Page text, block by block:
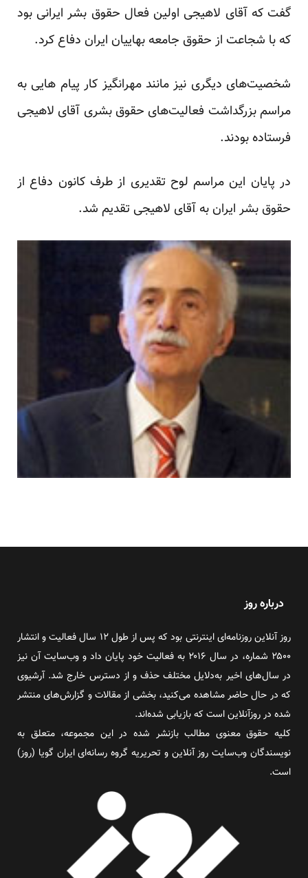
گفت که آقای لاهیجی اولین فعال حقوق بشر ایرانی بود
که با شجاعت از حقوق جامعه بهاییان ایران دفاع کرد.
شخصیت‌های دیگری نیز مانند مهرانگیز کار پیام هایی به
مراسم بزرگداشت فعالیت‌های حقوق بشری آقای لاهیجی
فرستاده بودند.
در پایان این مراسم لوح تقدیری از طرف کانون دفاع از
حقوق بشر ایران به آقای لاهیجی تقدیم شد.
درباره روز
روز آنلاین روزنامه‌ای اینترنتی بود که پس از طول ۱۲ سال فعالیت و انتشار
۲۵۰۰ شماره، در سال ۲۰۱۶ به فعالیت خود پایان داد و وب‌سایت آن نیز
در سال‌های اخیر به‌دلایل مختلف حذف و از دسترس خارج شد. آرشیوی
که در حال حاضر مشاهده می‌کنید، بخشی از مقالات و گزارش‌های منتشر
شده در روزآنلاین است که بازیابی شده‌اند.
کلیه حقوق معنوی مطالب بازنشر شده در این مجموعه، متعلق به
نویسندگان وب‌سایت روز آنلاین و تحریریه گروه رسانه‌ای ایران گویا (روز)
است.